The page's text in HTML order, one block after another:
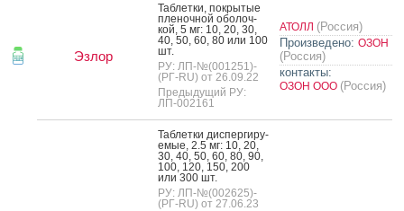
Эзлор
Таб­летки, пок­ры­тые
пле­ноч­ной обо­лоч­
кой, 5 мг: 10, 20, 30,
40, 50, 60, 80 или 100
шт.
РУ: ЛП-№(001251)-
(РГ-RU) от 26.09.22
Предыдущий РУ:
ЛП-002161
АТОЛЛ (Россия)
Произведено: ОЗОН
(Россия)
контакты:
ОЗОН ООО (Россия)
Таб­летки дис­перги­ру­
емые, 2.5 мг: 10, 20,
30, 40, 50, 60, 80, 90,
100, 120, 150, 200
или 300 шт.
РУ: ЛП-№(002625)-
(РГ-RU) от 27.06.23